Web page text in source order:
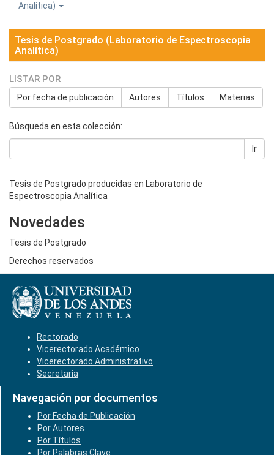
Analítica)
Tesis de Postgrado (Laboratorio de Espectroscopia
Analítica)
LISTAR POR
Por fecha de publicación Autores Títulos Materias
Búsqueda en esta colección:
Ir
Tesis de Postgrado producidas en Laboratorio de
Espectroscopia Analítica
Novedades
Tesis de Postgrado
Derechos reservados
Rectorado
Vicerectorado Académico
Vicerectorado Administrativo
Secretaría
Navegación por documentos
Por Fecha de Publicación
Por Autores
Por Títulos
Por Palabras Clave